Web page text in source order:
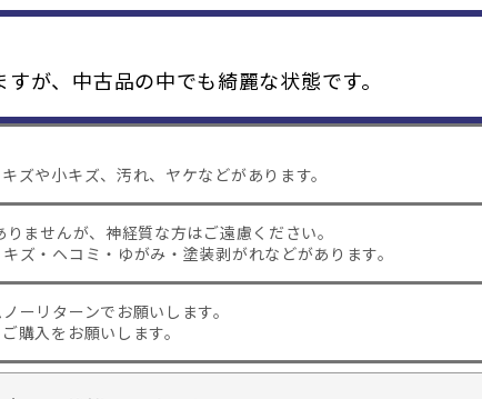
が、中古品の中でも綺麗な状態です。
ズや小キズ、汚れ、ヤケなどがあります。
ませんが、神経質な方はご遠慮ください。
ズ・ヘコミ・ゆがみ・塗装剥がれなどがあります。
ーリターンでお願いします。
購入をお願いします。